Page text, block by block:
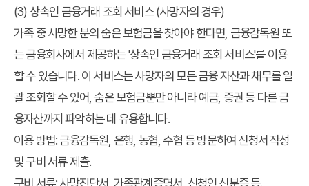
(3) 상속인 금융거래 조회 서비스 (사망자의 경우)
가족 중 사망한 분의 숨은 보험금을 찾아야 한다면, 금융감독원 또
는 금융회사에서 제공하는 '상속인 금융거래 조회 서비스'를 이용
할 수 있습니다. 이 서비스는 사망자의 모든 금융 자산과 채무를 일
괄 조회할 수 있어, 숨은 보험금뿐만 아니라 예금, 증권 등 다른 금
융자산까지 파악하는 데 유용합니다.
이용 방법:금융감독원, 은행, 농협, 수협 등 방문하여 신청서 작성
및 구비 서류 제출.
구비 서류:사망진단서, 가족관계증명서, 신청인 신분증 등.